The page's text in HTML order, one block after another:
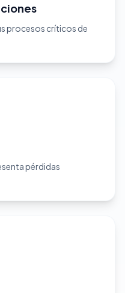
procesos críticos de
pérdidas